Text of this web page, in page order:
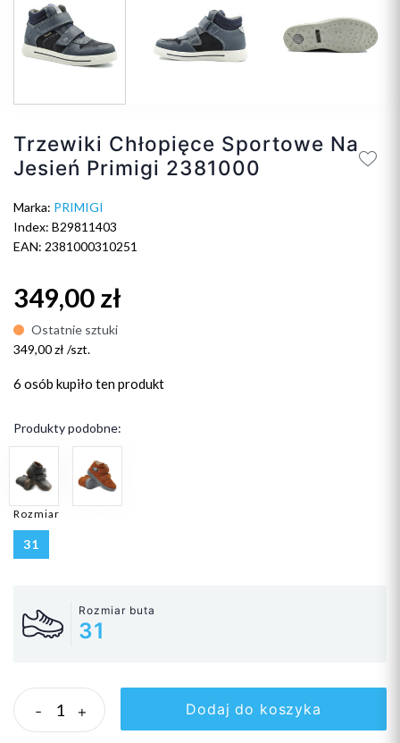
Trzewiki Chłopięce Sportowe Na
Jesień Primigi 2381000
Marka: PRIMIGI
Index: B29811403
EAN: 2381000310251
349,00 zł
Ostatnie sztuki
349,00 zł /szt.
6 osób kupiło ten produkt
Produkty podobne:
Rozmiar
31
Rozmiar buta
31
- + Dodaj do koszyka